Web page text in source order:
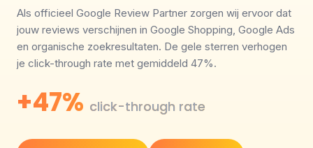
Als officieel Google Review Partner zorgen wij ervoor dat
jouw reviews verschijnen in Google Shopping, Google Ads
en organische zoekresultaten. De gele sterren verhogen
je click-through rate met gemiddeld 47%.
+47% click-through rate